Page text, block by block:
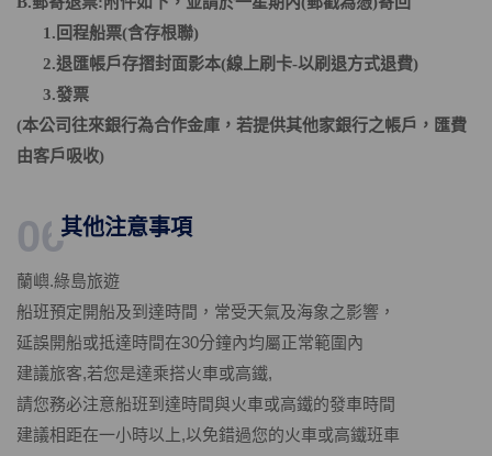
1.回程船票(含存根聯)
2.退匯帳戶存摺封面影本(線上刷卡-以刷退方式退費)
​ 3.發票
(本公司往來銀行為合作金庫，若提供其他家銀行之帳戶 ， 匯費
由客戶吸收)
06其他注意事項
蘭嶼.綠島旅遊
船班預定開船及到達時間，常受天氣及海象之影響，
延誤開船或抵達時間在30分鐘內均屬正常範圍內
建議旅客,若您是達乘搭火車或高鐵,
請您務必注意船班到達時間與火車或高鐵的發車時間
建議相距在一小時以上,以免錯過您的火車或高鐵班車